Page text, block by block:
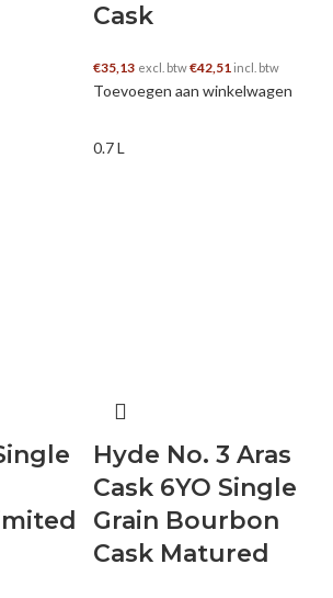
Cask
€35,13 excl. btw€42,51 incl. btw
Toevoegen aan winkelwagen
0.7 L
Hyde No. 3 Aras
Cask 6YO Single
Grain Bourbon
Cask Matured